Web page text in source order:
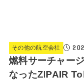
その他の航空会社
燃料サーチャー
なったZIPAIR